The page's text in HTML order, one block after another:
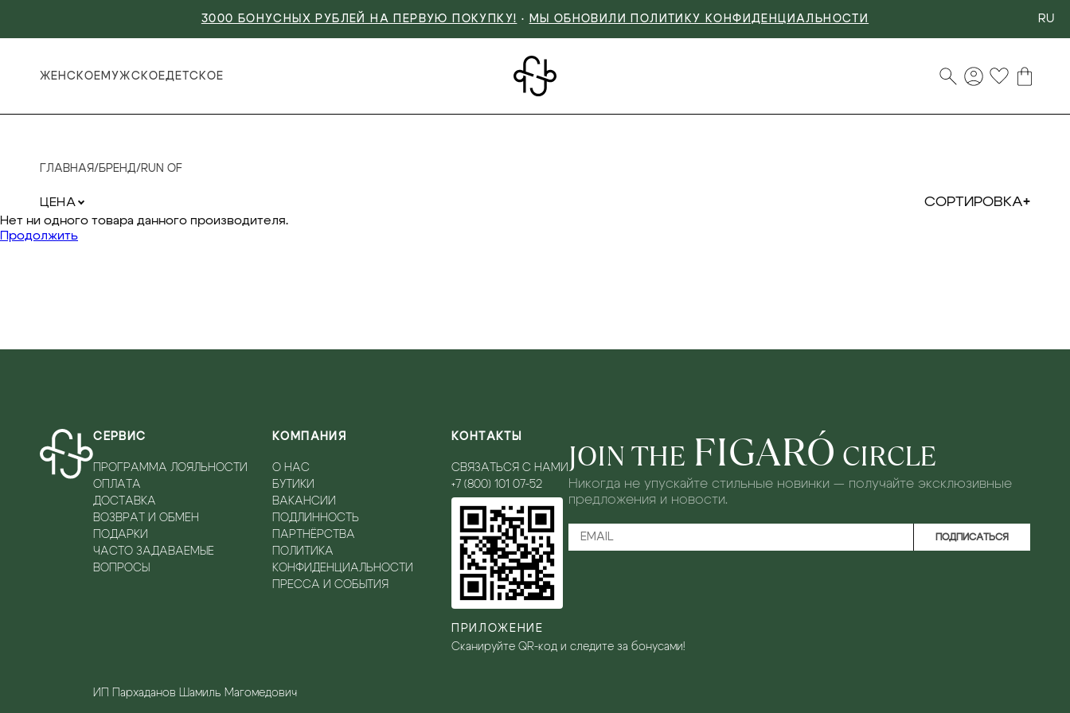
3000 БОНУСНЫХ РУБЛЕЙ НА ПЕРВУЮ ПОКУПКУ! • МЫ ОБНОВИЛИ ПОЛИТИКУ КОНФИДЕНЦИАЛЬНОСТИ RU
ЖЕНСКОЕ МУЖСКОЕДЕТСКОЕ
ГЛАВНАЯ/ БРЕНД/ RUN OF
ЦЕНА СОРТИРОВКА
Нет ни одного товара данного производителя.
Продолжить
СЕРВИС
ПРОГРАММА ЛОЯЛЬНОСТИ
ОПЛАТА
ДОСТАВКА
ВОЗВРАТ И ОБМЕН
ПОДАРКИ
ЧАСТО ЗАДАВАЕМЫЕ
ВОПРОСЫ
КОМПАНИЯ
О НАС
БУТИКИ
ВАКАНСИИ
ПОДЛИННОСТЬ
ПАРТНЁРСТВА
ПОЛИТИКА
КОНФИДЕНЦИАЛЬНОСТИ
ПРЕССА И СОБЫТИЯ
КОНТАКТЫ
СВЯЗАТЬСЯ С НАМИ
+7 (800) 101 07-52
ПРИЛОЖЕНИЕ
Сканируйте QR-код и следите за бонусами!
ИП Пархаданов Шамиль Магомедович
JOIN THE FIGARÓ CIRCLE
Никогда не упускайте стильные новинки — получайте эксклюзивные
предложения и новости.
ПОДПИСАТЬСЯ